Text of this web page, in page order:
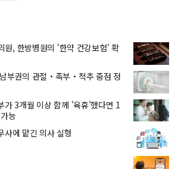
원, 한방병원의 '한약 건강보험' 확
부권의 관절・족부・척추 중점 정
가 3개월 이상 함께 '육휴'했다면 1
능
사에 맡긴 의사 실형